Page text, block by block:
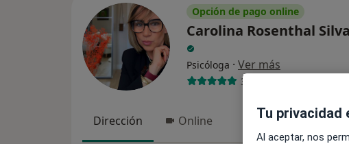
Opción de pago online
Carolina Rosenthal Silva
Psicóloga · Ver más
32 opiniones
Dirección Online Tu privacidad
Al aceptar, nos